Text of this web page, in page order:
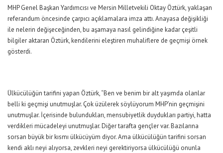
MHP Genel Başkan Yardımcısı ve Mersin Milletvekili Oktay Öztürk, yaklaşan
referandum öncesinde çarpıcı açıklamalara imza attı. Anayasa değişikliği
ile nelerin değişeceğinden, bu aşamaya nasıl gelindiğine kadar çeşitli
bilgiler aktaran Öztürk, kendilerini eleştiren muhaliflere de geçmişi örnek
gösterdi.
Ülkücülüğün tarifini yapan Öztürk, “Ben ve benim bir alt yaşımda olanlar
belli ki geçmişi unutmuşlar. Çok üzülerek söylüyorum MHP’nin geçmişini
unutmuşlar. İçerisinde bulundukları, mensubiyetlik duydukları partiyi, hatta
verdikleri mücadeleyi unutmuşlar. Diğer tarafta gençler var. Bazılarına
sorsan büyük bir kısmı ülkücüyüm diyor. Ama ülkücülüğün tarifini sorsan
kendi aklı neyi alıyorsa, zevkleri neyi gerektiriyorsa ülkücülüğü onunla